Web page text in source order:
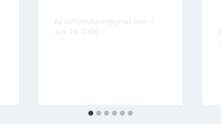
By biztronsmazin@gmail.com
July 24, 2026